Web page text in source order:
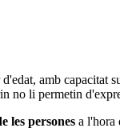
amb capacitat
no li permetin
les persones a l'hora